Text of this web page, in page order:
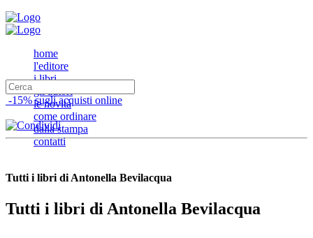
home
l'editore
i libri
gli autori
le novità
come ordinare
dalla stampa
contatti
-15% sugli acquisti online
Tutti i libri di Antonella Bevilacqua
Tutti i libri di Antonella Bevilacqua